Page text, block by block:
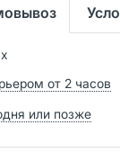
от 2 часов
или позже